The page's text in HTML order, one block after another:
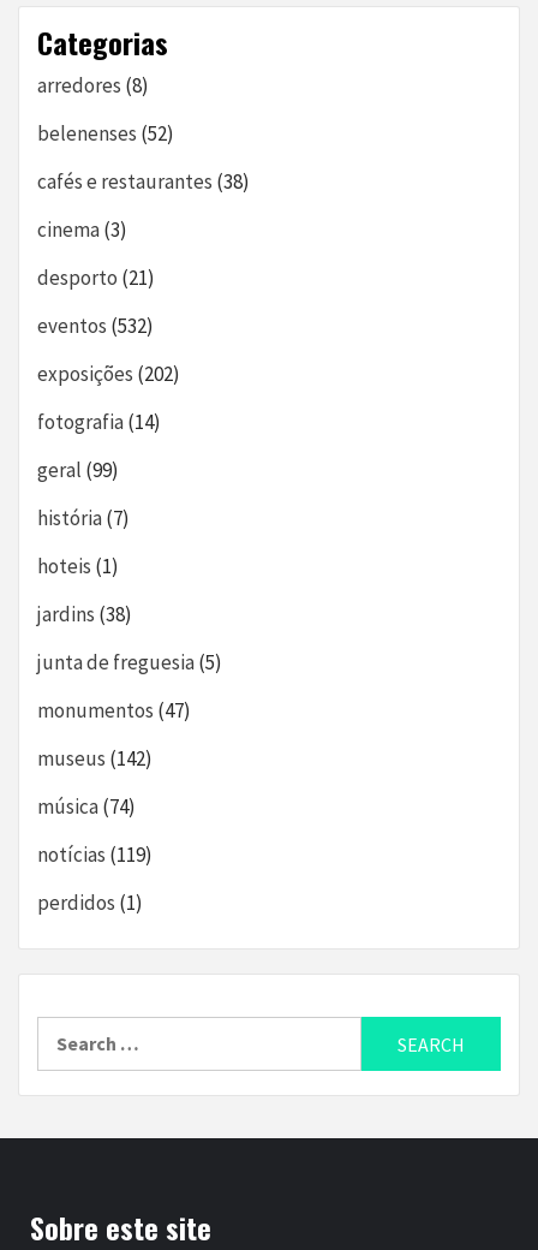
Categorias
arredores (8)
belenenses (52)
cafés e restaurantes (38)
cinema(3)
desporto (21)
eventos (532)
exposições (202)
fotografia(14)
geral (99)
história(7)
hoteis (1)
jardins (38)
junta de freguesia(5)
monumentos (47)
museus (142)
música(74)
notícias (119)
perdidos (1)
Sobre este site